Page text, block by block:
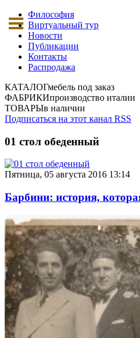
Философия
Виртуальный тур
Новости
Публикации
Контакты
Распродажа
КАТАЛОГмебель под заказ
ФАБРИКИпроизводство италии
ТОВАРЫв наличии
Подписаться на этот канал RSS
01 стол обеденный
Пятница, 05 августа 2016 13:14
Барбини: история,